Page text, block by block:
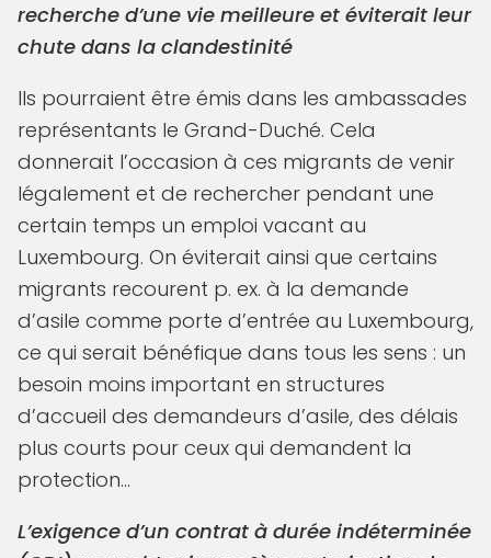
recherche d’une vie meilleure et éviterait leur
chute dans la clandestinité
Ils pourraient être émis dans les ambassades
représentants le Grand-Duché. Cela
donnerait l’occasion à ces migrants de venir
légalement et de rechercher pendant une
certain temps un emploi vacant au
Luxembourg. On éviterait ainsi que certains
migrants recourent p. ex. à la demande
d’asile comme porte d’entrée au Luxembourg,
ce qui serait bénéfique dans tous les sens : un
besoin moins important en structures
d’accueil des demandeurs d’asile, des délais
plus courts pour ceux qui demandent la
protection…
L’exigence d’un contrat à durée indéterminée